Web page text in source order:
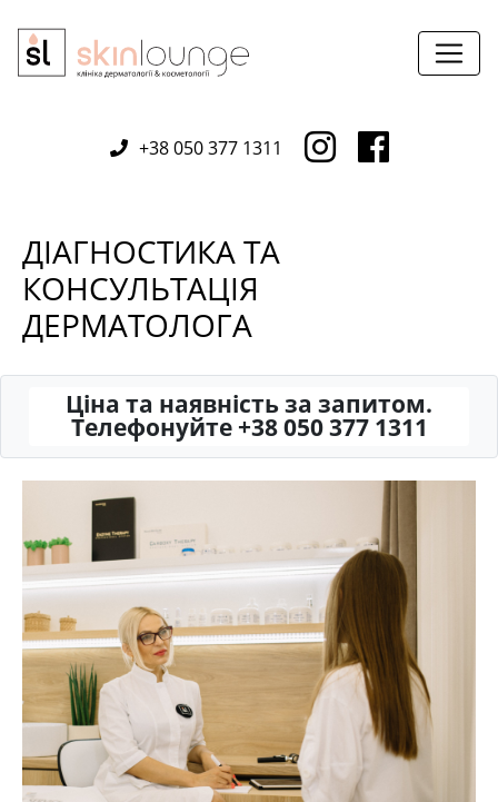
+38 050 377 1311
ДІАГНОСТИКА ТА
КОНСУЛЬТАЦІЯ
ДЕРМАТОЛОГА
Ціна та наявність за запитом.
Телефонуйте +38 050 377 1311